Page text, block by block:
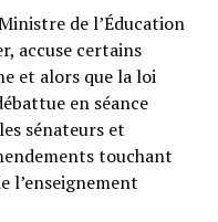
de l’Éducation
accuse certains
et alors que la loi
en séance
sénateurs et
touchant
l’enseignement